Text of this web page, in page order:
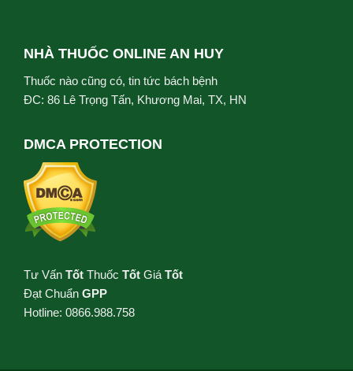
NHÀ THUỐC ONLINE AN HUY
Thuốc nào cũng có, tin tức bách bệnh
ĐC: 86 Lê Trọng Tấn, Khương Mai, TX, HN
DMCA PROTECTION
Tư Vấn Tốt Thuốc Tốt Giá Tốt
Đạt Chuẩn GPP
Hotline: 0866.988.758